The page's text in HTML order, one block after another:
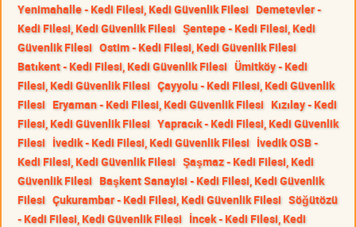
Yenimahalle - Kedi Filesi, Kedi Güvenlik Filesi Demetevler -
Kedi Filesi, Kedi Güvenlik Filesi Şentepe - Kedi Filesi, Kedi
Güvenlik Filesi Ostim - Kedi Filesi, Kedi Güvenlik Filesi
Batıkent - Kedi Filesi, Kedi Güvenlik Filesi Ümitköy - Kedi
Filesi, Kedi Güvenlik Filesi Çayyolu - Kedi Filesi, Kedi Güvenlik
Filesi Eryaman - Kedi Filesi, Kedi Güvenlik Filesi Kızılay - Kedi
Filesi, Kedi Güvenlik Filesi Yapracık - Kedi Filesi, Kedi Güvenlik
Filesi İvedik - Kedi Filesi, Kedi Güvenlik Filesi İvedik OSB -
Kedi Filesi, Kedi Güvenlik Filesi Şaşmaz - Kedi Filesi, Kedi
Güvenlik Filesi Başkent Sanayisi - Kedi Filesi, Kedi Güvenlik
Filesi Çukurambar - Kedi Filesi, Kedi Güvenlik Filesi Söğütözü
- Kedi Filesi, Kedi Güvenlik Filesi İncek - Kedi Filesi, Kedi